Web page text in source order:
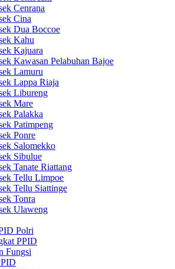
Cenrana
Cina
Dua Boccoe
Kahu
Kajuara
Kawasan Pelabuhan Bajoe
Lamuru
Lappa Riaja
Libureng
Mare
Palakka
Patimpeng
Ponre
Salomekko
Sibulue
Tanate Riattang
Tellu Limpoe
Tellu Siattinge
Tonra
Ulaweng
Polri
PPID
Fungsi